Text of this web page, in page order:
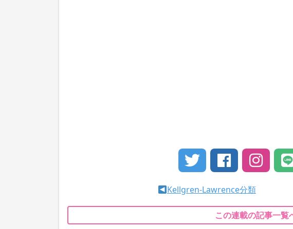
Kellgren-Lawrence分類
この連載の記事一覧